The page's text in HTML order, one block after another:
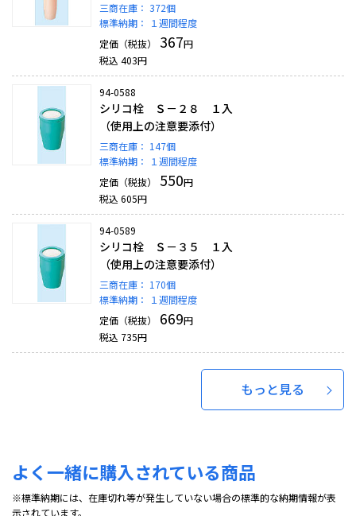
三商在庫： 372個
標準納期：
１週間程度
定価（税抜）
367円
税込 403円
94-0588
シリコ栓 Ｓ－２８ １入
（使用上の注意要添付）
三商在庫： 147個
標準納期：
１週間程度
定価（税抜）
550円
税込 605円
94-0589
シリコ栓 Ｓ－３５ １入
（使用上の注意要添付）
三商在庫： 170個
標準納期：
１週間程度
定価（税抜）
669円
税込 735円
もっと見る
よく一緒に購入されている商品
※標準納期には、在庫切れ等が発生していない場合の標準的な納期情報が表
示されています。